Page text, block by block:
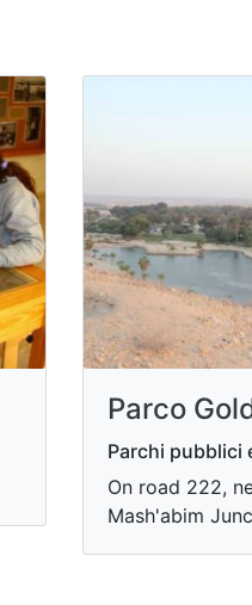
Parco
Parchi pubblici
On road 222,
Mash'abim